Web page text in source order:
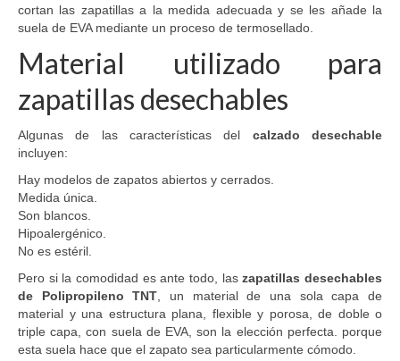
cortan las zapatillas a la medida adecuada y se les añade la
suela de EVA mediante un proceso de termosellado.
Material utilizado para
zapatillas desechables
Algunas de las características del calzado desechable
incluyen:
Hay modelos de zapatos abiertos y cerrados.
Medida única.
Son blancos.
Hipoalergénico.
No es estéril.
Pero si la comodidad es ante todo, laszapatillas desechables
de Polipropileno TNT , un material de una sola capa de
material y una estructura plana, flexible y porosa, de doble o
triple capa, con suela de EVA, son la elección perfecta. porque
esta suela hace que el zapato sea particularmente cómodo.